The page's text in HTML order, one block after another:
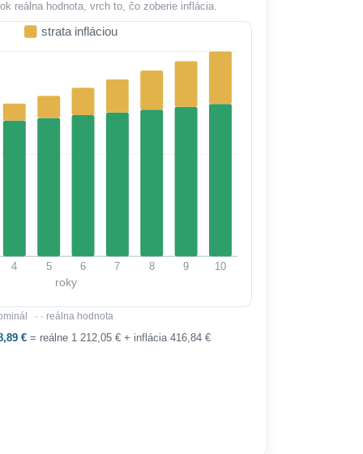
pekného zisku, a niekedy dokonca
kladný nominálny výnos na záporný
Práve preto sa tento pohľad využíva pri
sporiacich účtov, termínovaných
dlhopisov či investícií, kde chcete
či váš kapitál skutočne rastie alebo len
reálna hodnota, vrch to, čo zoberie inflácia.
strata infláciou
4 5 6 7 8 9 10
roky
- - reálna hodnota
€= reálne 1 212,05 € + inflácia 416,84 €